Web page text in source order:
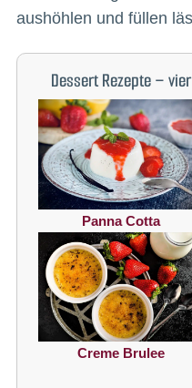
aushöhlen und füllen
Dessert Rezepte –
Panna Cotta
Creme Brulee